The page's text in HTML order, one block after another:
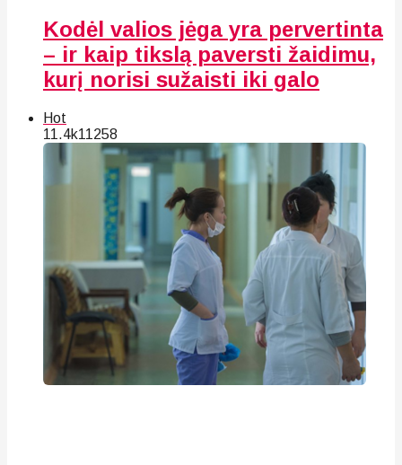
Kodėl valios jėga yra pervertinta
– ir kaip tikslą paversti žaidimu,
kurį norisi sužaisti iki galo
Hot
11.4k11258